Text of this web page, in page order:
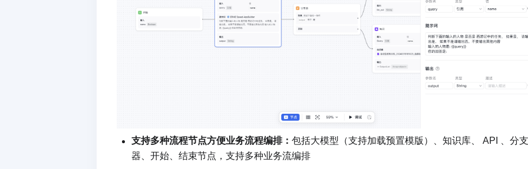
支持多种流程节点方便业务流程编排： 包括大模型（支持加载预置模版）、知识库、 API 、分支
器、开始、结束节点，支持多种业务流编排